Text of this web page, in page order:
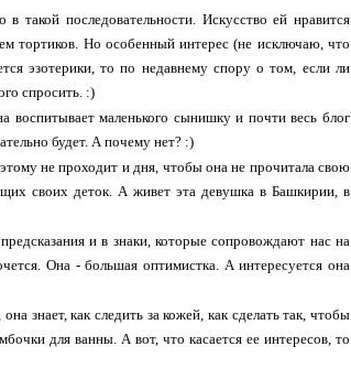
такой последовательности. Искусство ей нравится
тортиков. Но особенный интерес (не исключаю, что
эзотерики, то по недавнему спору о том, если ли
спросить. :)
маленького сынишку и почти весь блог
будет. А почему нет? :)
не проходит и дня, чтобы она не прочитала свою
своих деток. А живет эта девушка в Башкирии, в
и в знаки, которые сопровождают нас на
Она - большая оптимистка. А интересуется она
знает, как следить за кожей, как сделать так, чтобы
для ванны. А вот, что касается ее интересов, то